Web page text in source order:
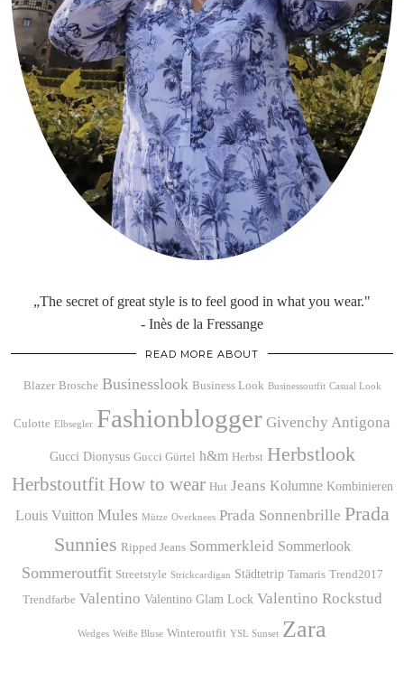
„The secret of great style is to feel good in what you wear."
- Inès de la Fressange
READ MORE ABOUT
Blazer Brosche Businesslook Business Look Businessoutfit Casual Look
Culotte Elbsegler Fashionblogger Givenchy Antigona
Gucci Dionysus Gucci Gürtel h&m Herbst Herbstlook
Herbstoutfit How to wear Hut Jeans Kolumne Kombinieren
Louis Vuitton Mules Mütze Overknees Prada Sonnenbrille Prada
Sunnies Ripped Jeans Sommerkleid Sommerlook
Sommeroutfit Streetstyle Strickcardigan Städtetrip Tamaris Trend2017
Trendfarbe Valentino Valentino Glam Lock Valentino Rockstud
Wedges Weiße Bluse Winteroutfit YSL Sunset Zara